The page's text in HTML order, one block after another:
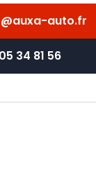
auto.fr
34 81 56